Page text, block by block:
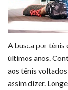
A busca por tênis
últimos anos.
aos tênis
assim dizer.